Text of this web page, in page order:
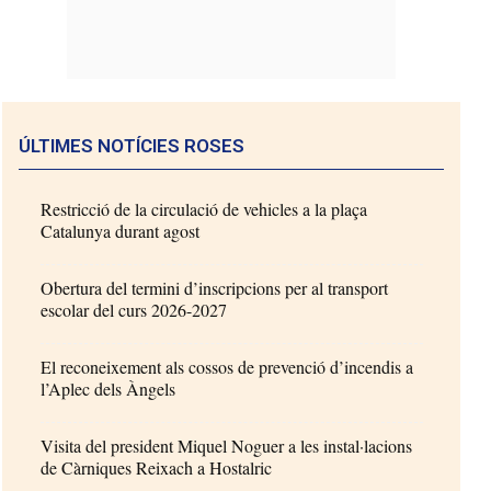
ÚLTIMES NOTÍCIES ROSES
Restricció de la circulació de vehicles a la plaça
Catalunya durant agost
Obertura del termini d’inscripcions per al transport
escolar del curs 2026-2027
El reconeixement als cossos de prevenció d’incendis a
l’Aplec dels Àngels
Visita del president Miquel Noguer a les instal·lacions
de Càrniques Reixach a Hostalric